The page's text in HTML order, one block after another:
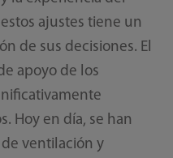
ajustes tiene un
de sus decisiones. El
apoyo de los
Hoy en día, se han
ventilación y